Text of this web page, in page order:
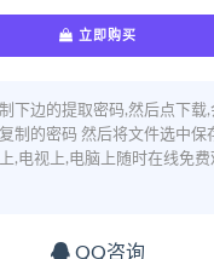
立即购买
下边的提取密码,然后点下载
制的密码 然后将文件选中保
,电视上,电脑上随时在线免
QQ咨询